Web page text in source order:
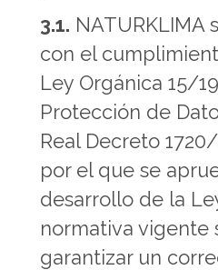
3.1.
con el
Ley Orgánica 15/
Protección de
Real Decreto
por el que se
desarrollo de la
normativa vigente
garantizar un